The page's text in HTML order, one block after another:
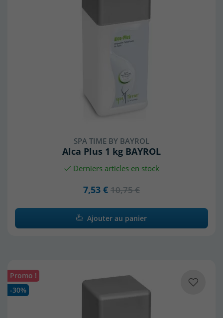
SPA TIME BY BAYROL
Alca Plus 1 kg BAYROL
Derniers articles en stock
7,53 € 10,75 €
Ajouter au panier
Promo !
-30%